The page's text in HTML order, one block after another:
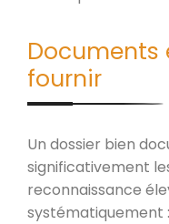
fournir
Un dossier bien
significativement
reconnaissance
systématiquement :